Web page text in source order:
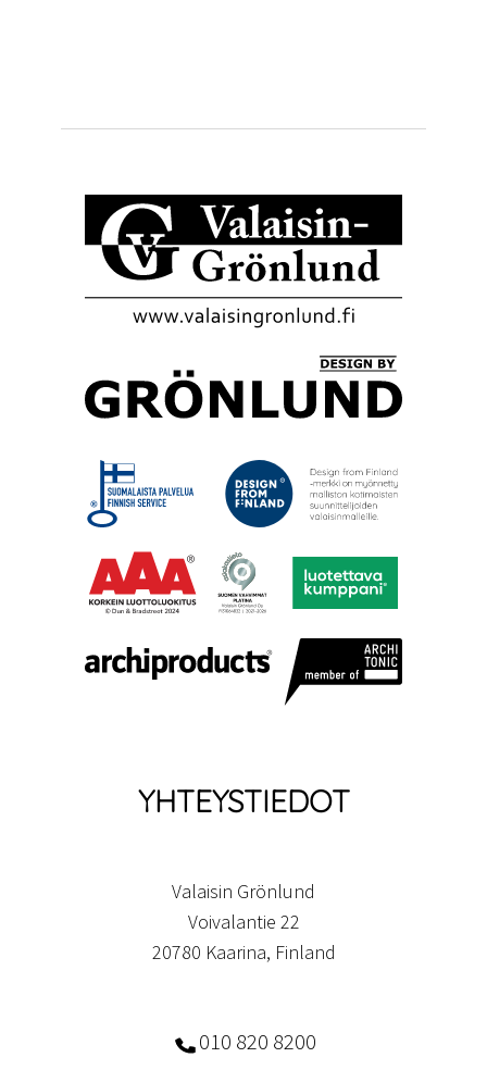
YHTEYSTIEDOT
Valaisin Grönlund
Voivalantie 22
20780 Kaarina, Finland
010 820 8200